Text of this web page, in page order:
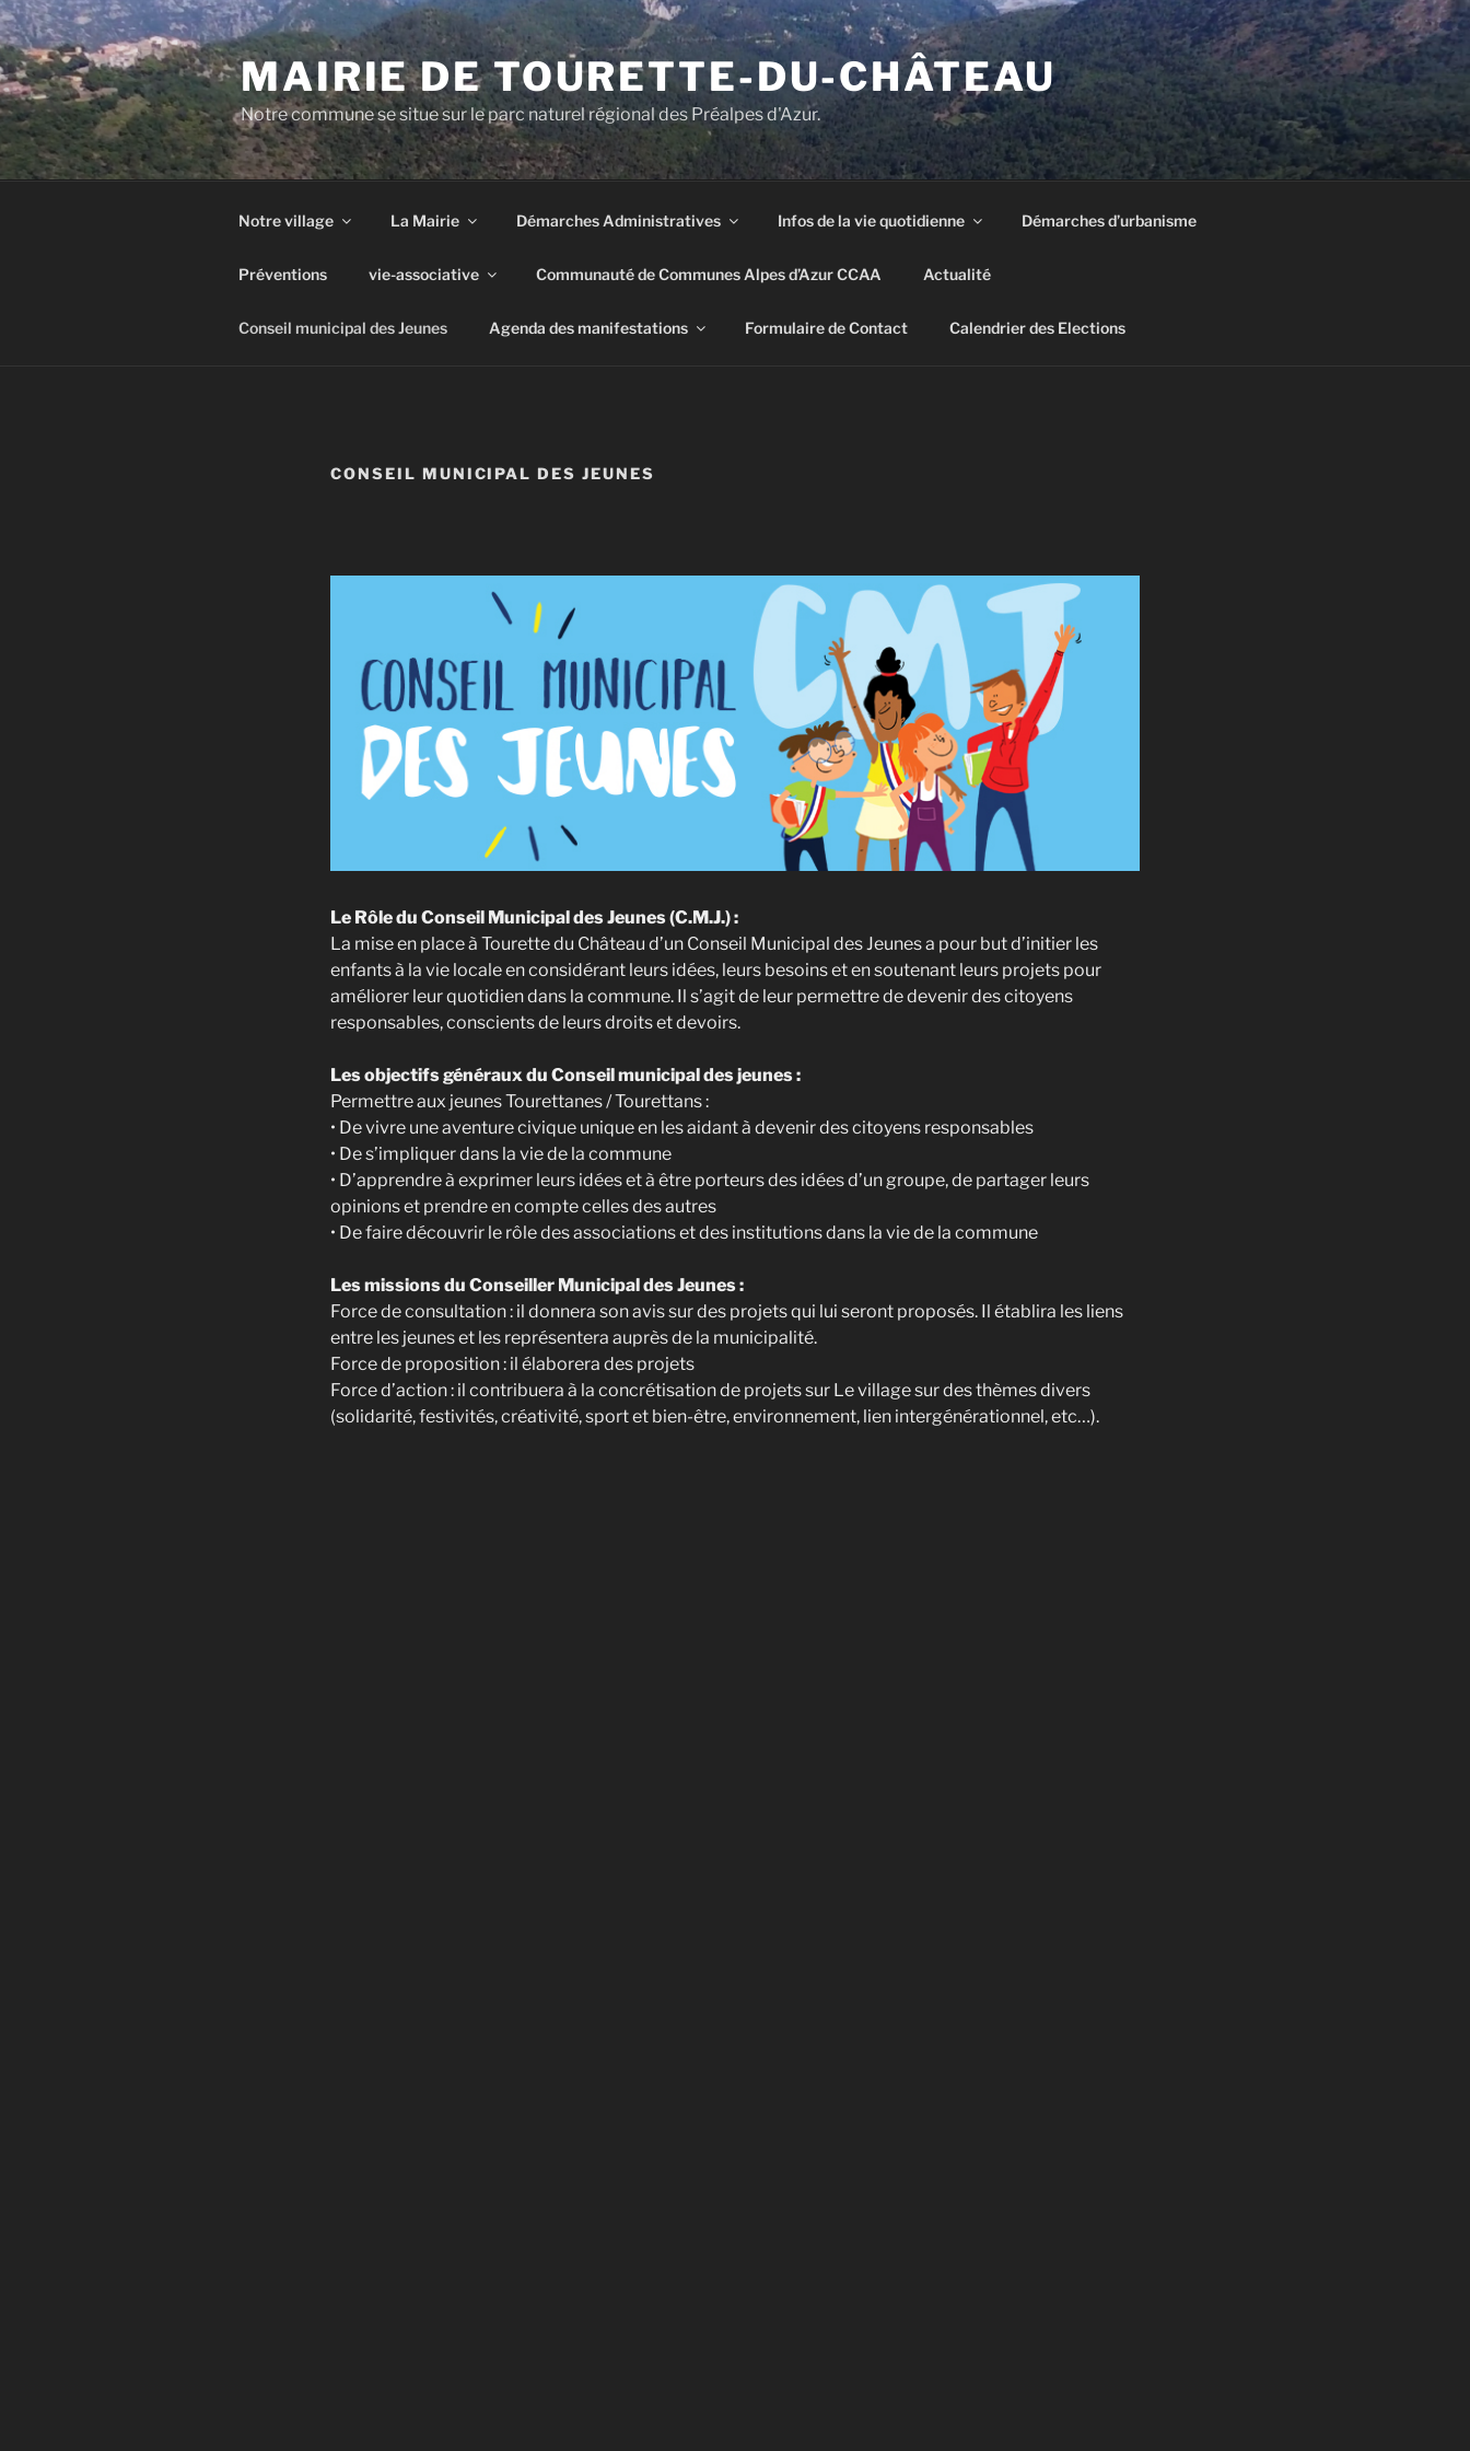
Aller
au
contenu
principal
MAIRIE DE TOURETTE-DU-CHÂTEAU
Notre commune se situe sur le parc naturel régional des Préalpes d'Azur.
Notre village La Mairie Démarches Administratives Infos de la vie quotidienne Démarches d’urbanisme
Préventions vie-associative Communauté de Communes Alpes d’Azur CCAA Actualité
Conseil municipal des Jeunes Agenda des manifestations Formulaire de Contact Calendrier des Elections
CONSEIL MUNICIPAL DES JEUNES
Le Rôle du Conseil Municipal des Jeunes (C.M.J.) :
La mise en place à Tourette du Château d’un Conseil Municipal des Jeunes a pour but d’initier les
enfants à la vie locale en considérant leurs idées, leurs besoins et en soutenant leurs projets pour
améliorer leur quotidien dans la commune. Il s’agit de leur permettre de devenir des citoyens
responsables, conscients de leurs droits et devoirs.
Les objectifs généraux du Conseil municipal des jeunes :
Permettre aux jeunes Tourettanes / Tourettans :
• De vivre une aventure civique unique en les aidant à devenir des citoyens responsables
• De s’impliquer dans la vie de la commune
• D’apprendre à exprimer leurs idées et à être porteurs des idées d’un groupe, de partager leurs
opinions et prendre en compte celles des autres
• De faire découvrir le rôle des associations et des institutions dans la vie de la commune
Les missions du Conseiller Municipal des Jeunes :
Force de consultation : il donnera son avis sur des projets qui lui seront proposés. Il établira les liens
entre les jeunes et les représentera auprès de la municipalité.
Force de proposition : il élaborera des projets
Force d’action : il contribuera à la concrétisation de projets sur Le village sur des thèmes divers
(solidarité, festivités, créativité, sport et bien-être, environnement, lien intergénérationnel, etc…).